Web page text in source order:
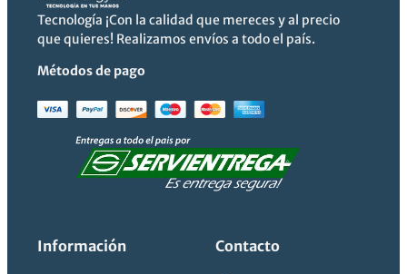
Tecnología ¡Con la calidad que mereces y al precio
que quieres! Realizamos envíos a todo el país.
Métodos de pago
Información Contacto